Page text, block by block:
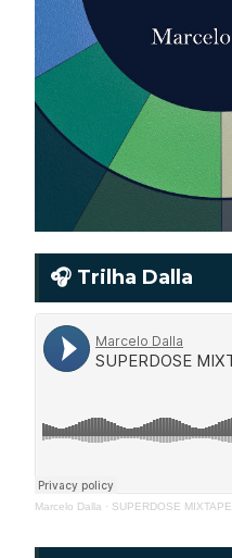
🎧 Trilha Dalla
Marcelo Dalla · SUPERDOSE MIXTAPE